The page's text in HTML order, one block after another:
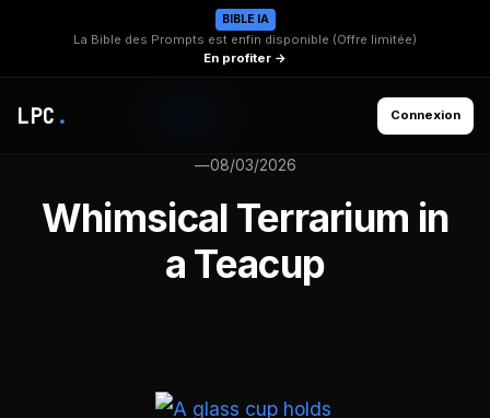
BIBLE IA
La Bible des Prompts est enfin disponible (Offre limitée)
En profiter →
LPC . Connexion
—08/03/2026
Whimsical Terrarium in
a Teacup